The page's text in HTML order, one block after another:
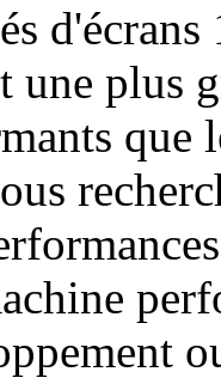
une plus
que